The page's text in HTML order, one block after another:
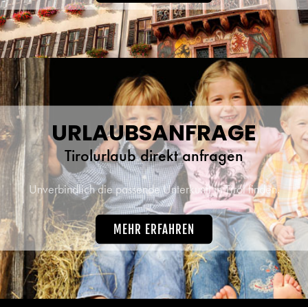
URLAUBSANFRAGE
Tirolurlaub direkt anfragen
Unverbindlich die passende Unterkunft in Tirol finden.
MEHR ERFAHREN